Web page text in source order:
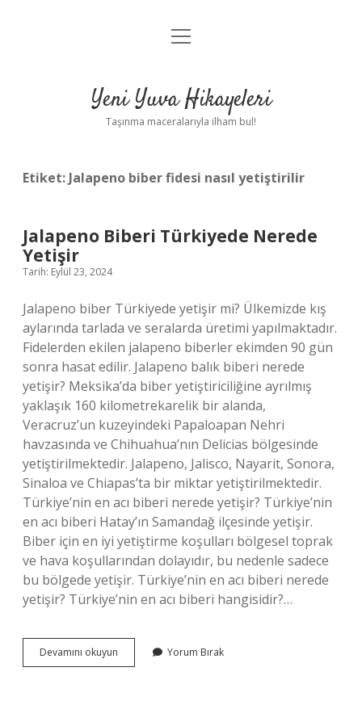
Anasayfa
Yasal Uyarı
menüyü
Yeni Yuva Hikayeleri
Taşınma maceralarıyla ilham bul!
Etiket: Jalapeno biber fidesi nasıl yetiştirilir
Jalapeno Biberi Türkiyede Nerede
Yetişir
Tarih: Eylül 23, 2024
Jalapeno biber Türkiyede yetişir mi? Ülkemizde kış
aylarında tarlada ve seralarda üretimi yapılmaktadır.
Fidelerden ekilen jalapeno biberler ekimden 90 gün
sonra hasat edilir. Jalapeno balık biberi nerede
yetişir? Meksika’da biber yetiştiriciliğine ayrılmış
yaklaşık 160 kilometrekarelik bir alanda,
Veracruz’un kuzeyindeki Papaloapan Nehri
havzasında ve Chihuahua’nın Delicias bölgesinde
yetiştirilmektedir. Jalapeno, Jalisco, Nayarit, Sonora,
Sinaloa ve Chiapas’ta bir miktar yetiştirilmektedir.
Türkiye’nin en acı biberi nerede yetişir? Türkiye’nin
en acı biberi Hatay’ın Samandağ ilçesinde yetişir.
Biber için en iyi yetiştirme koşulları bölgesel toprak
ve hava koşullarından dolayıdır, bu nedenle sadece
bu bölgede yetişir. Türkiye’nin en acı biberi nerede
yetişir? Türkiye’nin en acı biberi hangisidir?…
Devamını okuyun Jalapeno
Biberi
Yorum Bırak